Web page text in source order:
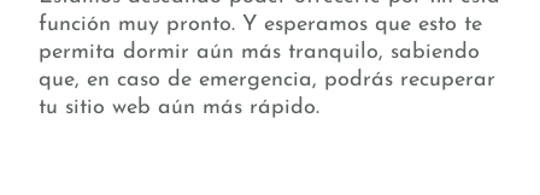
función muy pronto. Y esperamos que esto te
permita dormir aún más tranquilo, sabiendo
que, en caso de emergencia, podrás recuperar
tu sitio web aún más rápido.